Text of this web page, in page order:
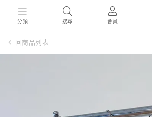
分類 搜尋 會員
回商品列表